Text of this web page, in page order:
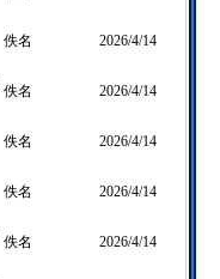
佚名 2026/4/14
佚名 2026/4/14
佚名 2026/4/14
佚名 2026/4/14
佚名 2026/4/14